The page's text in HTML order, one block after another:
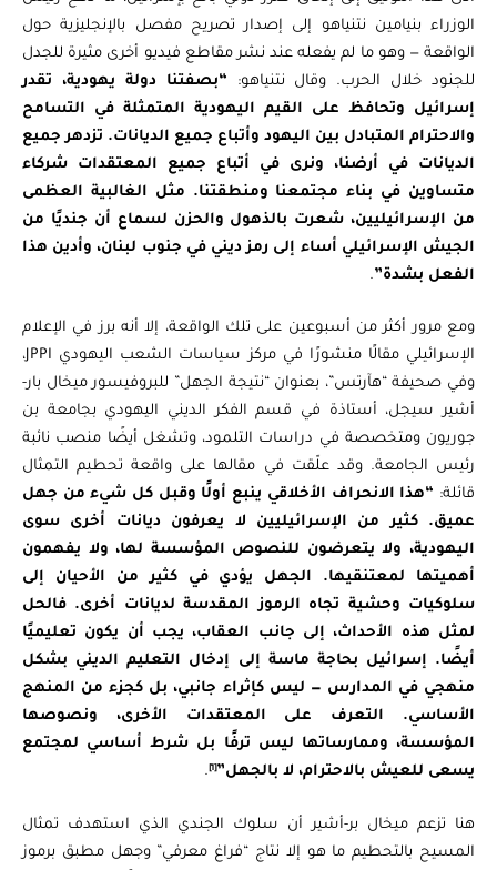
الوزراء بنيامين نتنياهو إلى إصدار تصريح مفصل بالإنجليزية حول
الواقعة — وهو ما لم يفعله عند نشر مقاطع فيديو أخرى مثيرة للجدل
للجنود خلال الحرب. وقال نتنياهو: “بصفتنا دولة يهودية، تقدر
إسرائيل وتحافظ على القيم اليهودية المتمثلة في التسامح
والاحترام المتبادل بين اليهود وأتباع جميع الديانات. تزدهر جميع
الديانات في أرضنا، ونرى في أتباع جميع المعتقدات شركاء
متساوين في بناء مجتمعنا ومنطقتنا. مثل الغالبية العظمى
من الإسرائيليين، شعرت بالذهول والحزن لسماع أن جنديًا من
الجيش الإسرائيلي أساء إلى رمز ديني في جنوب لبنان، وأدين هذا
الفعل بشدة”.
ومع مرور أكثر من أسبوعين على تلك الواقعة، إلا أنه برز في الإعلام
الإسرائيلي مقالًا منشورًا في مركز سياسات الشعب اليهودي JPPI،
وفي صحيفة “هآرتس”، بعنوان “نتيجة الجهل” للبروفيسور ميخال بار-
أشير سيجل، أستاذة في قسم الفكر الديني اليهودي بجامعة بن
جوريون ومتخصصة في دراسات التلمود، وتشغل أيضًا منصب نائبة
رئيس الجامعة. وقد علّقت في مقالها على واقعة تحطيم التمثال
قائلة:“هذا الانحراف الأخلاقي ينبع أولًا وقبل كل شيء من جهل
عميق. كثير من الإسرائيليين لا يعرفون ديانات أخرى سوى
اليهودية، ولا يتعرضون للنصوص المؤسسة لها، ولا يفهمون
أهميتها لمعتنقيها. الجهل يؤدي في كثير من الأحيان إلى
سلوكيات وحشية تجاه الرموز المقدسة لديانات أخرى. فالحل
لمثل هذه الأحداث، إلى جانب العقاب، يجب أن يكون تعليميًا
أيضًا. إسرائيل بحاجة ماسة إلى إدخال التعليم الديني بشكل
منهجي في المدارس — ليس كإثراء جانبي، بل كجزء من المنهج
الأساسي. التعرف على المعتقدات الأخرى، ونصوصها
المؤسسة، وممارساتها ليس ترفًا بل شرط أساسي لمجتمع
يسعى للعيش بالاحترام، لا بالجهل”[1]
.
هنا تزعم ميخال بر-أشير أن سلوك الجندي الذي استهدف تمثال
المسيح بالتحطيم ما هو إلا نتاج “فراغ معرفي” وجهل مطبق برموز